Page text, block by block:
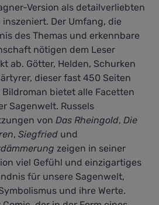
Version als detailverliebten
inszeniert. Der Umfang, die
des Themas und erkennbare
nötigen dem Leser
ab. Götter, Helden, Schurken
dieser fast 450 Seiten
Bildroman bietet alle Facetten
Sagenwelt. Russels
vonDas Rheingold,Die
,Siegfried und
zeigen in seiner
viel Gefühl und einzigartiges
für unsere Sagenwelt,
und ihre Werte.